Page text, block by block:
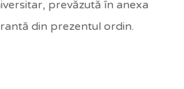
prevăzută în anexa
din prezentul ordin.